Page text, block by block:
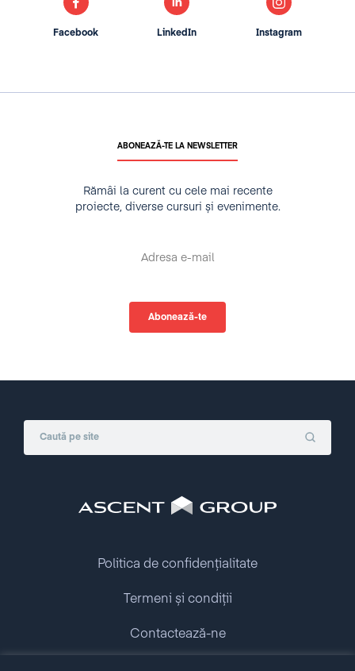
ABONEAZĂ-TE LA NEWSLETTER
Rămâi la curent cu cele mai recente
proiecte, diverse cursuri și evenimente.
Facebook LinkedIn Instagram
Politica de confidențialitate
Termeni și condiții
Contactează-ne